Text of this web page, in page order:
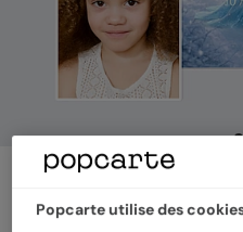
Carte anniversaire enfant
Popcarte utilise des